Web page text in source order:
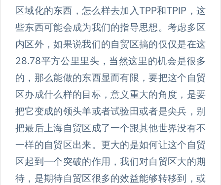
区域化的东西，怎么样去加入TPP和TPIP，这
些东西可能会成为我们的指导思想。考虑多区
内区外，如果说我们的自贸区搞的仅仅是在这
28.78平方公里里头，当然这里的机会是很多
的，那么能做的东西显而有限，要把这个自贸
区办成什么样的目标，意义重大的角度，是要
把它变成的领头羊或者试验田或者是尖兵，别
把最后上海自贸区成了一个跟其他世界没有不
一样的自贸区出来。更大的是如何让这个自贸
区起到一个突破的作用，我们对自贸区大的期
待，是期待自贸区很多的效益能够转移到，或